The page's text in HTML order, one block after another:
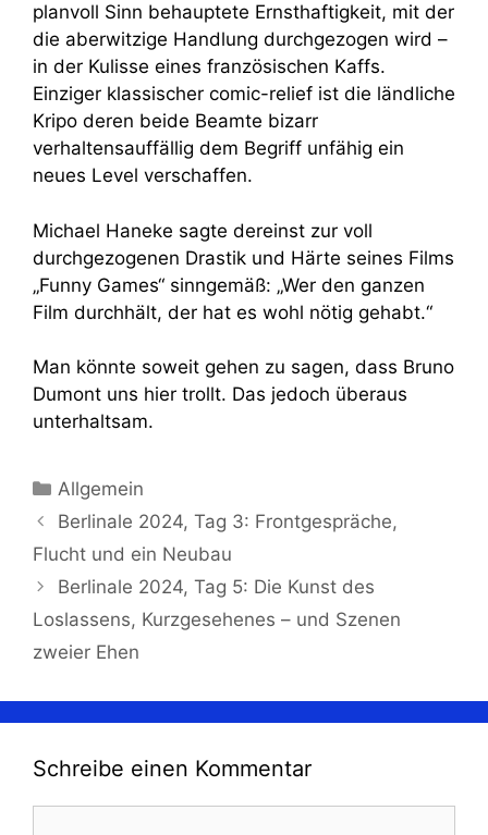
planvoll Sinn behauptete Ernsthaftigkeit, mit der
die aberwitzige Handlung durchgezogen wird –
in der Kulisse eines französischen Kaffs.
Einziger klassischer comic-relief ist die ländliche
Kripo deren beide Beamte bizarr
verhaltensauffällig dem Begriff unfähig ein
neues Level verschaffen.
Michael Haneke sagte dereinst zur voll
durchgezogenen Drastik und Härte seines Films
„Funny Games“ sinngemäß: „Wer den ganzen
Film durchhält, der hat es wohl nötig gehabt.“
Man könnte soweit gehen zu sagen, dass Bruno
Dumont uns hier trollt. Das jedoch überaus
unterhaltsam.
Kategorien
Allgemein
Berlinale 2024, Tag 3: Frontgespräche,
Flucht und ein Neubau
Berlinale 2024, Tag 5: Die Kunst des
Loslassens, Kurzgesehenes – und Szenen
zweier Ehen
Schreibe einen Kommentar